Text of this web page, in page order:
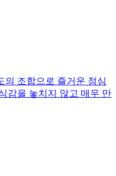
의 조합으로 즐거운 점심
감을 놓치지 않고 매우 만